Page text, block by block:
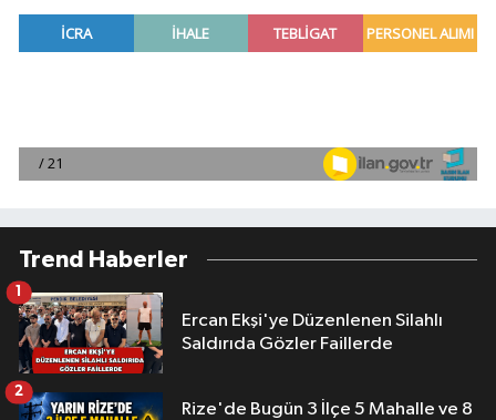
Trend Haberler
Ercan Ekşi'ye Düzenlenen Silahlı
Saldırıda Gözler Faillerde
1
Rize'de Bugün 3 İlçe 5 Mahalle ve 8
2